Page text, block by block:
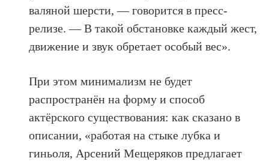
валяной шерсти, — говорится в пресс-
релизе. — В такой обстановке каждый жест,
движение и звук обретает особый вес».
При этом минимализм не будет
распространён на форму и способ
актёрского существования: как сказано в
описании, «работая на стыке лубка и
гиньоля, Арсений Мещеряков предлагает